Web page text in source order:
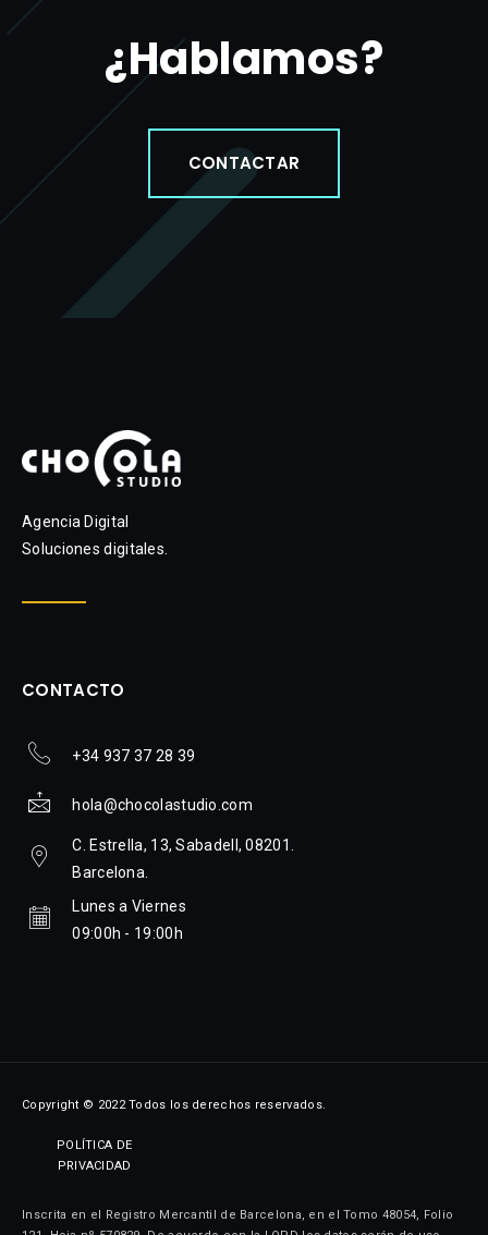
¿Hablamos?
CONTACTAR
Agencia Digital
Soluciones digitales.
CONTACTO
+34 937 37 28 39
hola@chocolastudio.com
C. Estrella, 13, Sabadell, 08201.
Barcelona.
Lunes a Viernes
09:00h - 19:00h
Copyright © 2022 Todos los derechos reservados.
POLÍTICA DE
PRIVACIDAD
Inscrita en el Registro Mercantil de Barcelona, en el Tomo 48054, Folio